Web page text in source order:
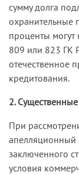
сумму долга
охранительные
проценты могут
809 или 823 ГК
отечественное
кредитования.
2.
При
апелляционный
заключенного
условия